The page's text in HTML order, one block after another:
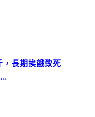
長期挨餓致死